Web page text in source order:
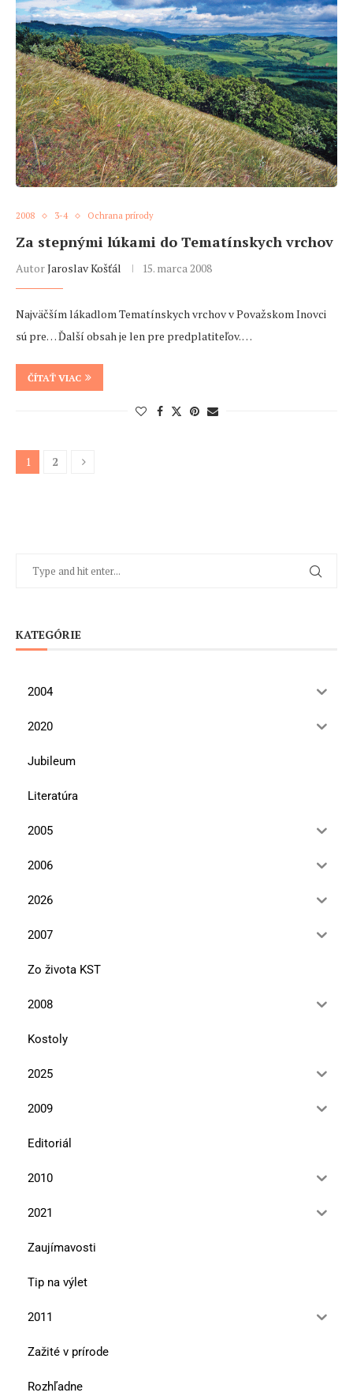
2008 3-4 Ochrana prírody
Za stepnými lúkami do Tematínskych vrchov
AutorJaroslav Košťál 15. marca 2008
Najväčším lákadlom Tematínskych vrchov v Považskom Inovci
sú pre… Ďalší obsah je len pre predplatiteľov. …
ČÍTAŤ VIAC
1 2
KATEGÓRIE
2004
2020
Jubileum
Literatúra
2005
2006
2026
2007
Zo života KST
2008
Kostoly
2025
2009
Editoriál
2010
2021
Zaujímavosti
Tip na výlet
2011
Zažité v prírode
Rozhľadne